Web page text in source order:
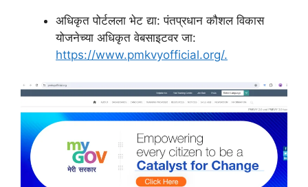
अधिकृत पोर्टलला भेट द्या: पंतप्रधान कौशल विकास
योजनेच्या अधिकृत वेबसाइटवर जा:
https://www.pmkvyofficial.org/.